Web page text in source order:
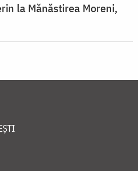
la Mănăstirea Moreni,